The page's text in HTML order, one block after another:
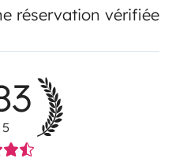
réservation vérifiée